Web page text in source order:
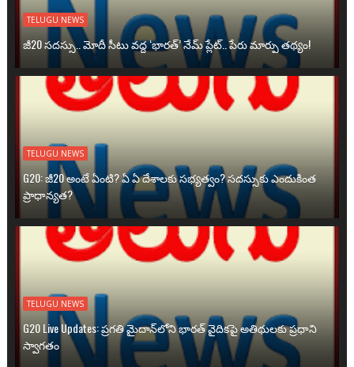
TELUGU NEWS
జీ20 సదస్సు.. మోదీ సీటు వద్ద ‘భారత్’ నేమ్ ప్లేట్‌.. పేరు మార్పు తథ్యం!
TELUGU NEWS
G20: జీ20 అంటే ఏంటి? ఏ ఏ దేశాలకు సభ్యత్వం? సదస్సుకు ఎందుకింత
ప్రాధాన్యత?
TELUGU NEWS
G20 Live Updates: ప్రగతి మైదాన్‌లోని భారత్ వైదికపై అతిథులకు ప్రధాని
స్వాగతం